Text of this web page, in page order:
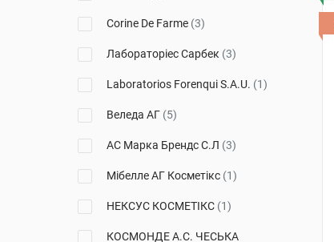
Corine De Farme (3)
Лабораторіес Сарбек (3)
Laboratorios Forenqui S.A.U. (1)
Веледа АГ (5)
АС Марка Брендс С.Л (3)
Мібелле АГ Косметікс (1)
НЕКСУС КОСМЕТІКС (1)
КОСМОНДЕ А.С. ЧЕСЬКА